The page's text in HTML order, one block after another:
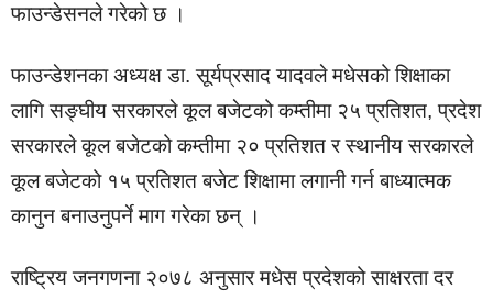
फाउन्डेसनले गरेको छ ।
फाउन्डेशनका अध्यक्ष डा. सूर्यप्रसाद यादवले मधेसको शिक्षाका
लागि सङ्घीय सरकारले कूल बजेटको कम्तीमा २५ प्रतिशत, प्रदेश
सरकारले कूल बजेटको कम्तीमा २० प्रतिशत र स्थानीय सरकारले
कूल बजेटको १५ प्रतिशत बजेट शिक्षामा लगानी गर्न बाध्यात्मक
कानुन बनाउनुपर्ने माग गरेका छन् ।
राष्ट्रिय जनगणना २०७८ अनुसार मधेस प्रदेशको साक्षरता दर